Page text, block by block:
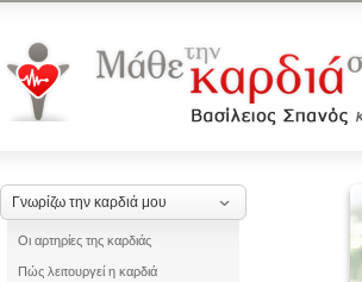
Γνωρίζω την καρδιά μου
Οι αρτηρίες της καρδιάς
Πώς λειτουργεί η καρδιά